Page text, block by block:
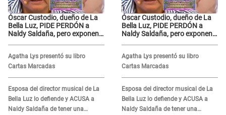
Óscar Custodio, dueño de La
Bella Luz, PIDE PERDÓN a
Naldy Saldaña, pero exponen
grabar"
Agatha Lys presentó su libro
Cartas Marcadas
Esposa del director musical de La
Bella Luz lo defiende y ACUSA a
Naldy Saldaña de tener una
Óscar Custodio, dueño de La
Bella Luz, PIDE PERDÓN a
Naldy Saldaña, pero exponen
grabar"
Agatha Lys presentó su libro
Cartas Marcadas
Esposa del director musical de La
Bella Luz lo defiende y ACUSA a
Naldy Saldaña de tener una